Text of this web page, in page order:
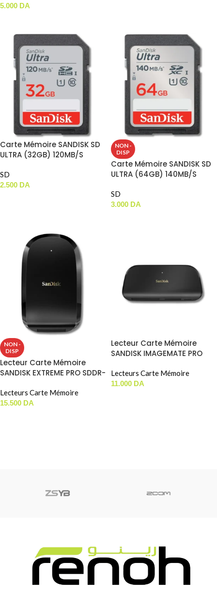
5.000 DA
Carte Mémoire SANDISK SD
ULTRA (32GB) 120MB/S
SD
2.500 DA
NON -
DISP
Carte Mémoire SANDISK SD
ULTRA (64GB) 140MB/S
SD
3.000 DA
NON -
DISP
Lecteur Carte Mémoire
SANDISK EXTREME PRO SDDR-
Lecteurs Carte Mémoire
15.500 DA
Lecteur Carte Mémoire
SANDISK IMAGEMATE PRO
/ CompactFlash ) ( SDDR-
A631 )
Lecteurs Carte Mémoire
11.000 DA